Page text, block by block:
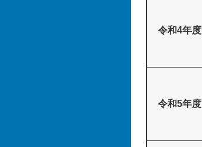
令和4年度
令和5年度